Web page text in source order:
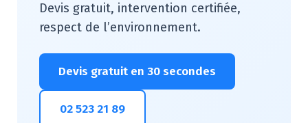
Devis gratuit, intervention certifiée,
respect de l’environnement.
Devis gratuit en 30 secondes
02 523 21 89